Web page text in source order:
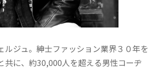
ルジュ。紳士ファッション業界３０年を
共に、約30,000人を超える男性コーヂ